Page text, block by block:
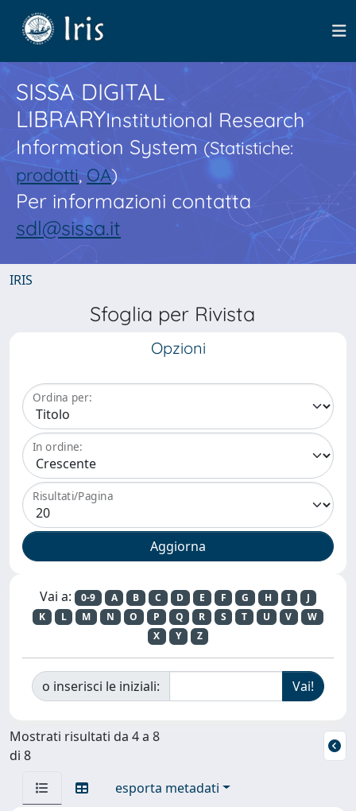
SISSA DIGITAL
LIBRARYInstitutional Research
Information System(Statistiche:
prodotti,OA)
Per informazioni contatta
sdl@sissa.it
IRIS
Sfoglia per Rivista
Opzioni
Ordina per:
In ordine:
Risultati/Pagina
Vai a: 0-9 A B C D E F G H I
J
K
L M N O P Q R S T U V
W
X
Y Z
o inserisci le iniziali:
Mostrati risultati da 4 a 8
di 8
esporta metadati